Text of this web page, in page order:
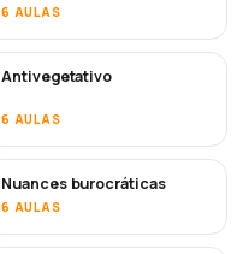
6 AULAS
EM BREVE
Antivegetativo
6 AULAS
Nuances burocráticas
6 AULAS